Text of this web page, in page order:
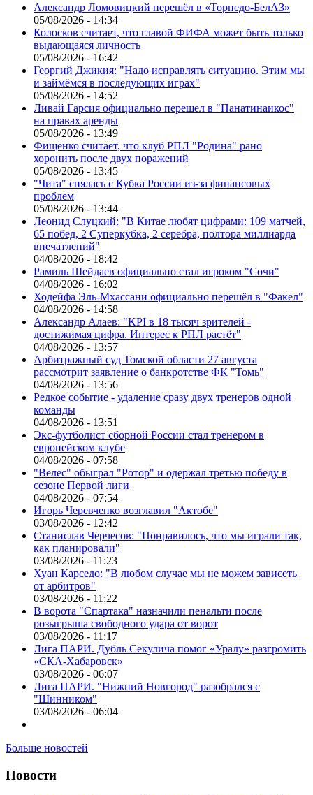
Александр Ломовицкий перешёл в «Торпедо-БелАЗ»
05/08/2026 - 14:34
Колосков считает, что главой ФИФА может быть только
выдающаяся личность
05/08/2026 - 16:42
Георгий Джикия: "Надо исправлять ситуацию. Этим мы
и займёмся в последующих играх"
05/08/2026 - 14:52
Ливай Гарсия официально перешел в "Панатинаикос"
на правах аренды
05/08/2026 - 13:49
Фищенко считает, что клуб РПЛ "Родина" рано
хоронить после двух поражений
05/08/2026 - 13:45
"Чита" снялась с Кубка России из-за финансовых
проблем
05/08/2026 - 13:44
Леонид Слуцкий: "В Китае любят цифрами: 109 матчей,
65 побед, 2 Суперкубка, 2 серебра, полтора миллиарда
впечатлений"
04/08/2026 - 18:42
Рамиль Шейдаев официально стал игроком "Сочи"
04/08/2026 - 16:02
Ходейфа Эль-Мхассани официально перешёл в "Факел"
04/08/2026 - 14:58
Александр Алаев: "KPI в 18 тысяч зрителей -
достижимая цифра. Интерес к РПЛ растёт"
04/08/2026 - 13:57
Арбитражный суд Томской области 27 августа
рассмотрит заявление о банкротстве ФК "Томь"
04/08/2026 - 13:56
Редкое событие - удаление сразу двух тренеров одной
команды
04/08/2026 - 13:51
Экс-футболист сборной России стал тренером в
европейском клубе
04/08/2026 - 07:58
"Велес" обыграл "Ротор" и одержал третью победу в
сезоне Первой лиги
04/08/2026 - 07:54
Игорь Черевченко возглавил "Актобе"
03/08/2026 - 12:42
Станислав Черчесов: "Понравилось, что мы играли так,
как планировали"
03/08/2026 - 11:23
Хуан Карседо: "В любом случае мы не можем зависеть
от арбитров"
03/08/2026 - 11:22
В ворота "Спартака" назначили пенальти после
розыгрыша свободного удара от ворот
03/08/2026 - 11:17
Лига ПАРИ. Дубль Секулича помог «Уралу» разгромить
«СКА-Хабаровск»
03/08/2026 - 06:07
Лига ПАРИ. "Нижний Новгород" разобрался с
"Шинником"
03/08/2026 - 06:04
Больше новостей
Новости